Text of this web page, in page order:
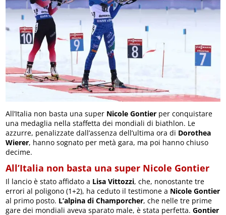
All’Italia non basta una super Nicole Gontier per conquistare
una medaglia nella staffetta dei mondiali di biathlon. Le
azzurre, penalizzate dall’assenza dell’ultima ora di Dorothea
Wierer, hanno sognato per metà gara, ma poi hanno chiuso
decime.
All’Italia non basta una super Nicole Gontier
Il lancio è stato affidato a Lisa Vittozzi, che, nonostante tre
errori al poligono (1+2), ha ceduto il testimone a Nicole Gontier
al primo posto. L’alpina di Champorcher, che nelle tre prime
gare dei mondiali aveva sparato male, è stata perfetta.Gontier